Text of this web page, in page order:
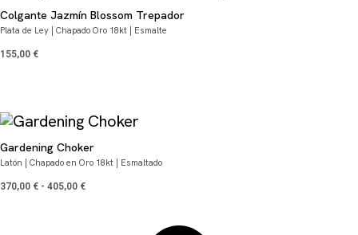
Colgante Jazmín Blossom Trepador
Plata de Ley | Chapado Oro 18kt | Esmalte
155,00 €
Gardening Choker
Latón | Chapado en Oro 18kt | Esmaltado
370,00 € - 405,00 €